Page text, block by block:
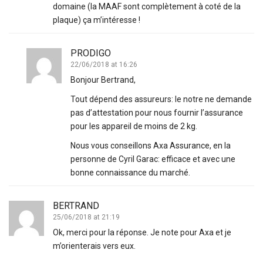
domaine (la MAAF sont complètement à coté de la
plaque) ça m’intéresse !
PRODIGO
22/06/2018 at 16:26
Bonjour Bertrand,
Tout dépend des assureurs: le notre ne demande
pas d’attestation pour nous fournir l’assurance
pour les appareil de moins de 2 kg.
Nous vous conseillons Axa Assurance, en la
personne de Cyril Garac: efficace et avec une
bonne connaissance du marché.
BERTRAND
25/06/2018 at 21:19
Ok, merci pour la réponse. Je note pour Axa et je
m’orienterais vers eux.